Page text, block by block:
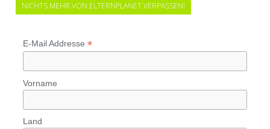
NICHTS MEHR VON ELTERNPLANET VERPASSEN!
E-Mail Addresse *
Vorname
Land